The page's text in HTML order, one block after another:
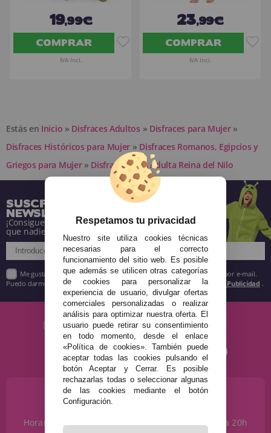
19,99€
COMPRAR
IVA Incl.
23,99€
COMPRAR
IVA Incl.
Estás en Inicio » Disfraces Adultos » Disfraces para Mujer »
Disfraces Históricos para Mujer » Disfraces Romanos, Egipcios y
Griegos para Mujer » Disfraz Egipcia Adulta Reina del Nilo
SUSCRÍBETE A NUESTRA
NEWSLETTER
¡Consigue descuentos y entérate de todo antes
que nadie!
Me gustaría recibir descuentos exclusivos, novedades y tendencias por e-mail.
Puedo darme de baja cuando quiera según lo recogido en la Política de Publicidad .
¿NECESITAS AYUDA?
Horario de Lunes a Sábados de 10 a 14h y de 17 a 20h
Respetamos tu privacidad
Nuestro site utiliza cookies técnicas
necesarias para el correcto
funcionamiento del sitio web. Es posible
que además se utilicen otras categorías
de cookies para personalizar la
experiencia de usuario, divulgar ofertas
comerciales personalizadas o realizar
análisis para optimizar nuestra oferta. El
usuario puede retirar su consentimiento
en todo momento, desde el enlace
«Política de cookies». También puede
aceptar todas las cookies pulsando el
botón Aceptar y Cerrar. Es posible
rechazarlas todas o seleccionar algunas
de las cookies mediante el botón
Configuración.